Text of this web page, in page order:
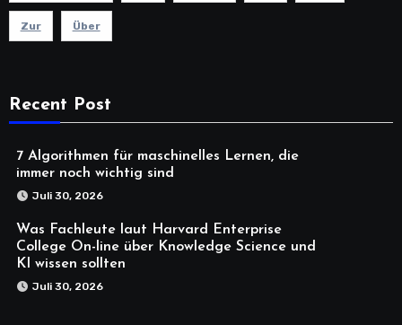
Zur Über
Recent Post
7 Algorithmen für maschinelles Lernen, die
immer noch wichtig sind
Juli 30, 2026
Was Fachleute laut Harvard Enterprise
College On-line über Knowledge Science und
KI wissen sollten
Juli 30, 2026